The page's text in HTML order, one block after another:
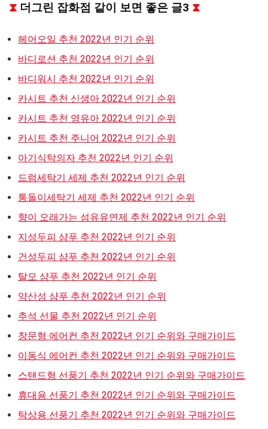
⧗ 더그린 잡화점 같이 보면 좋은 글3 ⧗
헤어오일 추천 2022년 인기 순위
바디로션 추천 2022년 인기 순위
바디워시 추천 2022년 인기 순위
카시트 추천 신생아 2022년 인기 순위
카시트 추천 영유아 2022년 인기 순위
카시트 추천 주니어 2022년 인기 순위
아기식탁의자 추천 2022년 인기 순위
드럼세탁기 세제 추천 2022년 인기 순위
통돌이세탁기 세제 추천 2022년 인기 순위
향이 오래가는 섬유유연제 추천 2022년 인기 순위
지성두피 샴푸 추천 2022년 인기 순위
건성두피 샴푸 추천 2022년 인기 순위
탈모 샴푸 추천 2022년 인기 순위
약산성 샴푸 추천 2022년 인기 순위
추석 선물 추천 2022년 인기 순위
창문형 에어컨 추천 2022년 인기 순위와 구매가이드
이동식 에어컨 추천 2022년 인기 순위와 구매가이드
스탠드형 선풍기 추천 2022년 인기 순위와 구매가이드
휴대용 선풍기 추천 2022년 인기 순위와 구매가이드
탁상용 선풍기 추천 2022년 인기 순위와 구매가이드